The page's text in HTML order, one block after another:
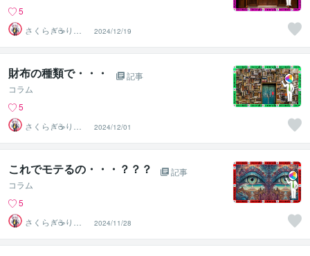
5
さくらぎ☕りょ
う⛎癒やし電話
相談サロン
2024/12/19
財布の種類で・・・
記事
コラム
5
さくらぎ☕りょ
う⛎癒やし電話
相談サロン
2024/12/01
これでモテるの・・・？？？
記事
コラム
5
さくらぎ☕りょ
う⛎癒やし電話
相談サロン
2024/11/28